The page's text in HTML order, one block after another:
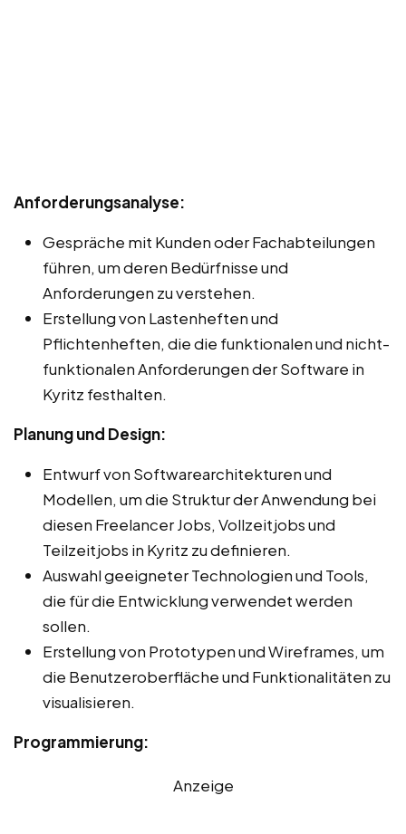
Anforderungsanalyse:
Gespräche mit Kunden oder Fachabteilungen
führen, um deren Bedürfnisse und
Anforderungen zu verstehen.
Erstellung von Lastenheften und
Pflichtenheften, die die funktionalen und nicht-
funktionalen Anforderungen der Software in
Kyritz festhalten.
Planung und Design:
Entwurf von Softwarearchitekturen und
Modellen, um die Struktur der Anwendung bei
diesen Freelancer Jobs, Vollzeitjobs und
Teilzeitjobs in Kyritz zu definieren.
Auswahl geeigneter Technologien und Tools,
die für die Entwicklung verwendet werden
sollen.
Erstellung von Prototypen und Wireframes, um
die Benutzeroberfläche und Funktionalitäten zu
visualisieren.
Programmierung:
Anzeige